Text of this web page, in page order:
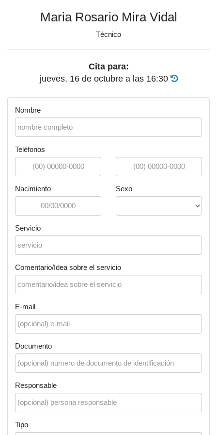
Maria Rosario Mira Vidal
Técnico
Cita para:
jueves, 16 de octubre a las 16:30
Nombre
Teléfonos
Nacimiento Sexo
Servicio
Comentario/Idea sobre el servicio
E-mail
Documento
Responsable
Tipo